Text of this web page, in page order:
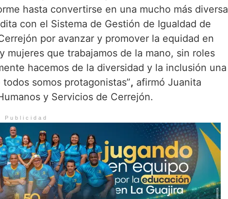
hasta convertirse en una mucho más
con el Sistema de Gestión de Igualdad de
por avanzar y promover la equidad en
mujeres que trabajamos de la mano, sin roles
hacemos de la diversidad y la inclusión una
somos protagonistas”, afirmó Juanita
y Servicios de Cerrejón.
Publicidad